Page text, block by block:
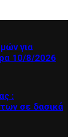
για
10/8/2026
:
σε δασικά